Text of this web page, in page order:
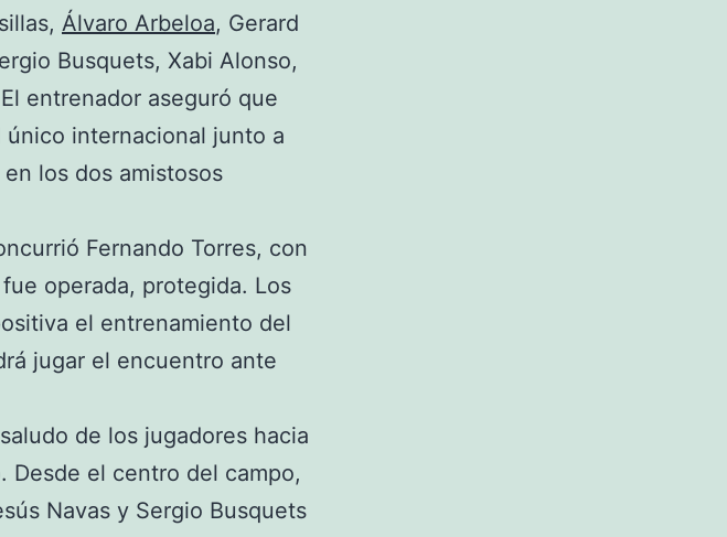
Álvaro Arbeloa, Gerard
Busquets, Xabi Alonso,
entrenador aseguró que
único internacional junto a
los dos amistosos
Fernando Torres, con
operada, protegida. Los
el entrenamiento del
jugar el encuentro ante
de los jugadores hacia
Desde el centro del campo,
Navas y Sergio Busquets